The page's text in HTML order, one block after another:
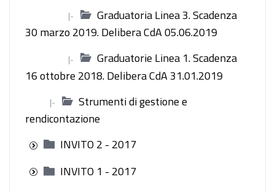
|-
Graduatoria Linea 3. Scadenza
30 marzo 2019. Delibera CdA 05.06.2019
|-
Graduatorie Linea 1. Scadenza
16 ottobre 2018. Delibera CdA 31.01.2019
|-
Strumenti di gestione e
rendicontazione
INVITO 2 - 2017
INVITO 1 - 2017